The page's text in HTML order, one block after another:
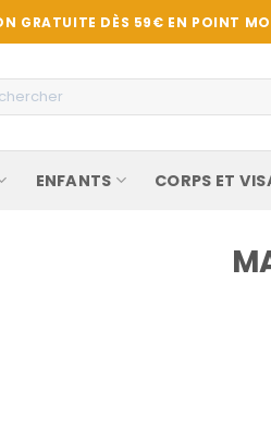
GRATUITE DÈS 59€ EN POINT
ENFANTS CORPS ET